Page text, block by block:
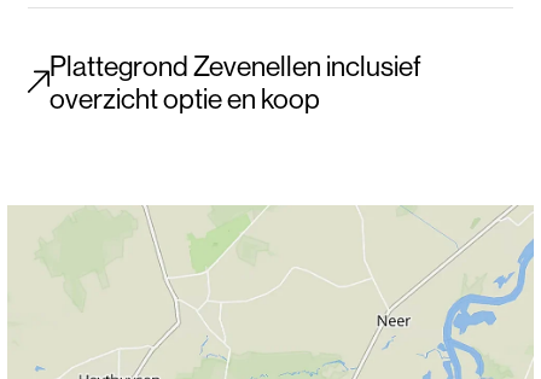
Plattegrond Zevenellen inclusief
overzicht optie en koop